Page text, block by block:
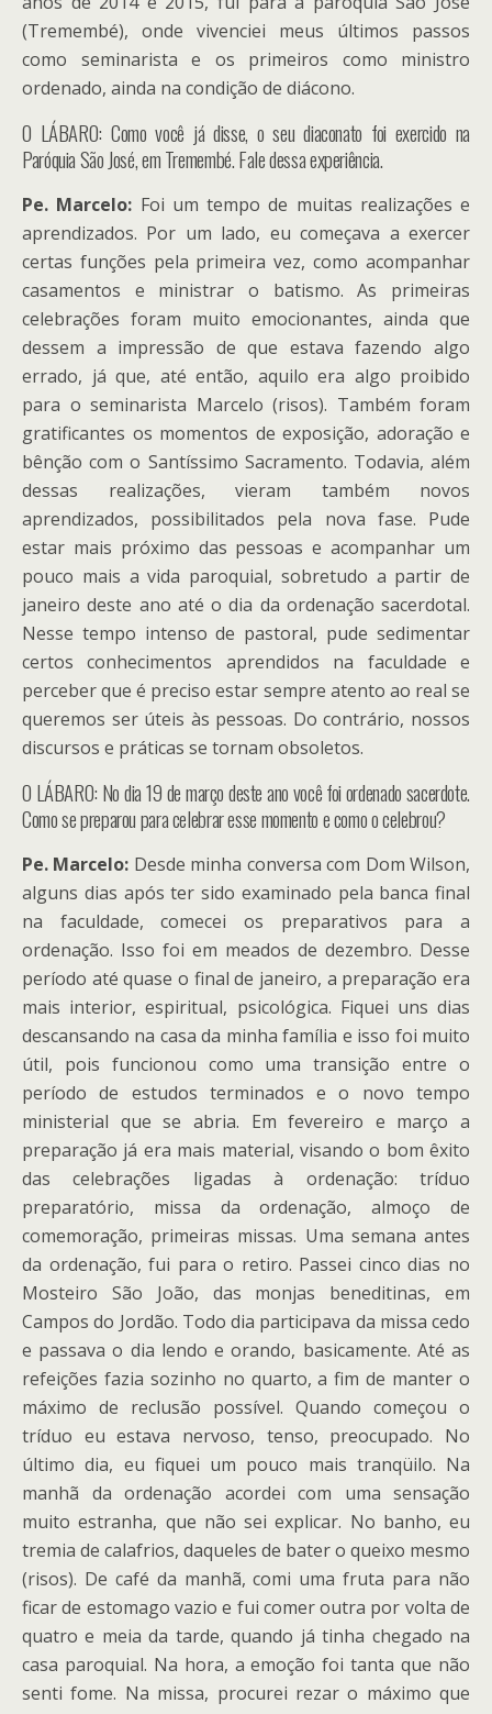
(Tremembé), onde vivenciei meus últimos passos
como seminarista e os primeiros como ministro
ordenado, ainda na condição de diácono.
O LÁBARO: Como você já disse, o seu diaconato foi exercido na
Paróquia São José, em Tremembé. Fale dessa experiência.
Pe. Marcelo: Foi um tempo de muitas realizações e
aprendizados. Por um lado, eu começava a exercer
certas funções pela primeira vez, como acompanhar
casamentos e ministrar o batismo. As primeiras
celebrações foram muito emocionantes, ainda que
dessem a impressão de que estava fazendo algo
errado, já que, até então, aquilo era algo proibido
para o seminarista Marcelo (risos). Também foram
gratificantes os momentos de exposição, adoração e
bênção com o Santíssimo Sacramento. Todavia, além
dessas realizações, vieram também novos
aprendizados, possibilitados pela nova fase. Pude
estar mais próximo das pessoas e acompanhar um
pouco mais a vida paroquial, sobretudo a partir de
janeiro deste ano até o dia da ordenação sacerdotal.
Nesse tempo intenso de pastoral, pude sedimentar
certos conhecimentos aprendidos na faculdade e
perceber que é preciso estar sempre atento ao real se
queremos ser úteis às pessoas. Do contrário, nossos
discursos e práticas se tornam obsoletos.
O LÁBARO: No dia 19 de março deste ano você foi ordenado sacerdote.
Como se preparou para celebrar esse momento e como o celebrou?
Pe. Marcelo: Desde minha conversa com Dom Wilson,
alguns dias após ter sido examinado pela banca final
na faculdade, comecei os preparativos para a
ordenação. Isso foi em meados de dezembro. Desse
período até quase o final de janeiro, a preparação era
mais interior, espiritual, psicológica. Fiquei uns dias
descansando na casa da minha família e isso foi muito
útil, pois funcionou como uma transição entre o
período de estudos terminados e o novo tempo
ministerial que se abria. Em fevereiro e março a
preparação já era mais material, visando o bom êxito
das celebrações ligadas à ordenação: tríduo
preparatório, missa da ordenação, almoço de
comemoração, primeiras missas. Uma semana antes
da ordenação, fui para o retiro. Passei cinco dias no
Mosteiro São João, das monjas beneditinas, em
Campos do Jordão. Todo dia participava da missa cedo
e passava o dia lendo e orando, basicamente. Até as
refeições fazia sozinho no quarto, a fim de manter o
máximo de reclusão possível. Quando começou o
tríduo eu estava nervoso, tenso, preocupado. No
último dia, eu fiquei um pouco mais tranqüilo. Na
manhã da ordenação acordei com uma sensação
muito estranha, que não sei explicar. No banho, eu
tremia de calafrios, daqueles de bater o queixo mesmo
(risos). De café da manhã, comi uma fruta para não
ficar de estomago vazio e fui comer outra por volta de
quatro e meia da tarde, quando já tinha chegado na
casa paroquial. Na hora, a emoção foi tanta que não
senti fome. Na missa, procurei rezar o máximo que